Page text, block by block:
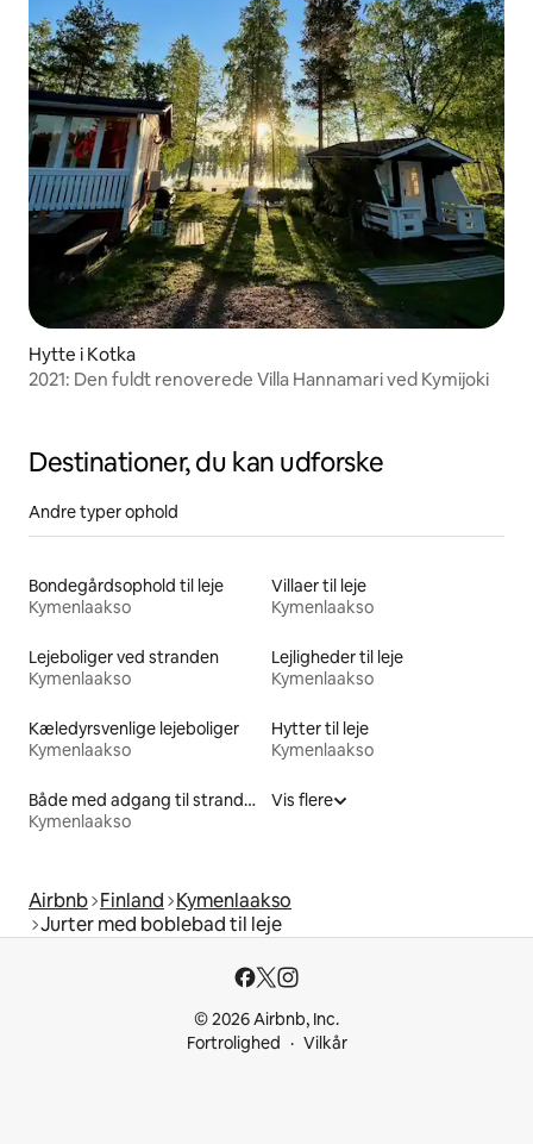
Hytte i Kotka
2021: Den fuldt renoverede Villa Hannamari ved Kymijoki
Destinationer, du kan udforske
Andre typer ophold
Bondegårdsophold til leje
Kymenlaakso
Villaer til leje
Kymenlaakso
Lejeboliger ved stranden
Kymenlaakso
Lejligheder til leje
Kymenlaakso
Kæledyrsvenlige lejeboliger
Kymenlaakso
Hytter til leje
Kymenlaakso
Både med adgang til stranden til leje
Kymenlaakso
Vis flere
Airbnb Finland Kymenlaakso
Jurter med boblebad til leje
© 2026 Airbnb, Inc.
Fortrolighed
Vilkår